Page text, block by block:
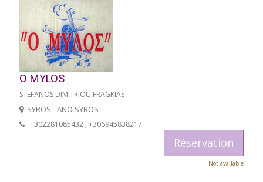
O MYLOS
STEFANOS DIMITRIOU FRAGKIAS
SYROS - ANO SYROS
+302281085432 , +306945838217
Réservation
Not available